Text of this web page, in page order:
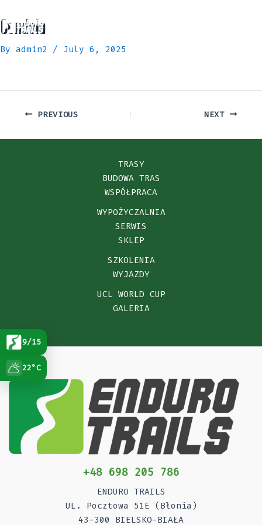
to
content
Gondola
By admin2 / July 6, 2025
PREVIOUS NEXT
TRASY
BUDOWA TRAS
WSPÓŁPRACA
WYPOŻYCZALNIA
SERWIS
SKLEP
SZKOLENIA
WYJAZDY
UCL WORLD CUP
GALERIA
+48 698 205 786
ENDURO TRAILS
UL. Pocztowa 51E (Błonia)
43-300 BIELSKO-BIAŁA
9/15
22°C